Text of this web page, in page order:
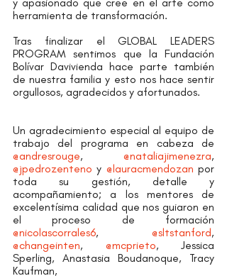
herramienta de transformación.
Tras finalizar el GLOBAL LEADERS
PROGRAM sentimos que la Fundación
Bolívar Davivienda hace parte también
de nuestra familia y esto nos hace sentir
orgullosos, agradecidos y afortunados.
Un agradecimiento especial al equipo de
@andresrouge, @nataliajimenezra
@jpedrozenteno y @lauracmendozan por
toda su gestión, detalle y
acompañamiento; a los mentores de
excelentísima calidad que nos guiaron en
@nicolascorrales6, @sltstanford
@changeinten, @mcprieto, Jessica
Sperling, Anastasia Boudanoque, Tracy